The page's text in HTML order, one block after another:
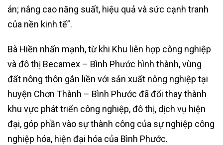
án; nâng cao năng suất, hiệu quả và sức cạnh tranh
của nền kinh tế”.
Bà Hiền nhấn mạnh, từ khi Khu liên hợp công nghiệp
và đô thị Becamex – Bình Phước hình thành, vùng
đất nông thôn gắn liền với sản xuất nông nghiệp tại
huyện Chơn Thành – Bình Phước đã đổi thay thành
khu vực phát triển công nghiệp, đô thị, dịch vụ hiện
đại, góp phần vào sự thành công của sự nghiệp công
nghiệp hóa, hiện đại hóa của Bình Phước.